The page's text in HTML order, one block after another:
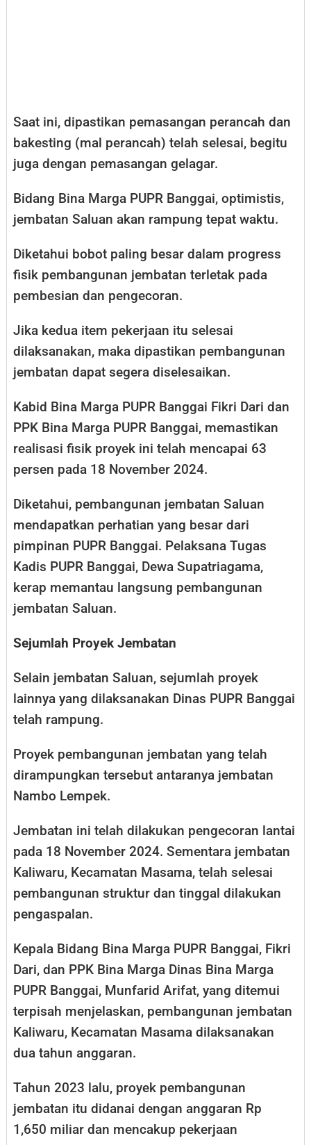
Saat ini, dipastikan pemasangan perancah dan
bakesting (mal perancah) telah selesai, begitu
juga dengan pemasangan gelagar.
Bidang Bina Marga PUPR Banggai, optimistis,
jembatan Saluan akan rampung tepat waktu.
Diketahui bobot paling besar dalam progress
fisik pembangunan jembatan terletak pada
pembesian dan pengecoran.
Jika kedua item pekerjaan itu selesai
dilaksanakan, maka dipastikan pembangunan
jembatan dapat segera diselesaikan.
Kabid Bina Marga PUPR Banggai Fikri Dari dan
PPK Bina Marga PUPR Banggai, memastikan
realisasi fisik proyek ini telah mencapai 63
persen pada 18 November 2024.
Diketahui, pembangunan jembatan Saluan
mendapatkan perhatian yang besar dari
pimpinan PUPR Banggai. Pelaksana Tugas
Kadis PUPR Banggai, Dewa Supatriagama,
kerap memantau langsung pembangunan
jembatan Saluan.
Sejumlah Proyek Jembatan
Selain jembatan Saluan, sejumlah proyek
lainnya yang dilaksanakan Dinas PUPR Banggai
telah rampung.
Proyek pembangunan jembatan yang telah
dirampungkan tersebut antaranya jembatan
Nambo Lempek.
Jembatan ini telah dilakukan pengecoran lantai
pada 18 November 2024. Sementara jembatan
Kaliwaru, Kecamatan Masama, telah selesai
pembangunan struktur dan tinggal dilakukan
pengaspalan.
Kepala Bidang Bina Marga PUPR Banggai, Fikri
Dari, dan PPK Bina Marga Dinas Bina Marga
PUPR Banggai, Munfarid Arifat, yang ditemui
terpisah menjelaskan, pembangunan jembatan
Kaliwaru, Kecamatan Masama dilaksanakan
dua tahun anggaran.
Tahun 2023 lalu, proyek pembangunan
jembatan itu didanai dengan anggaran Rp
1,650 miliar dan mencakup pekerjaan